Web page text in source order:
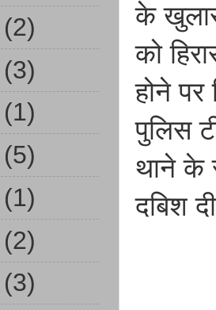
के
को
होने पर
पुलिस
थाने के
दबिश
(2)
(3)
(1)
(5)
(1)
(2)
(3)